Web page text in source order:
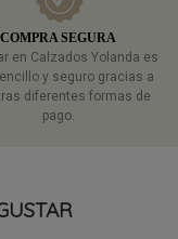
COMPRA SEGURA
en Calzados Yolanda es
y seguro gracias a
diferentes formas de
pago.